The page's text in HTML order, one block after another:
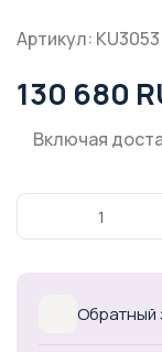
Артикул: KU3053
130 680
Включая
Обратный